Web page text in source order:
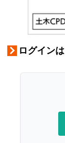
ログイン